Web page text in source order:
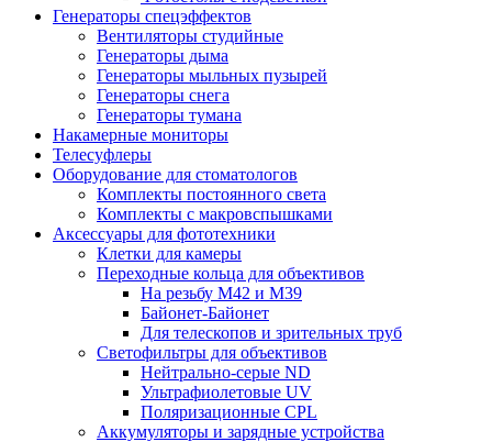
Генераторы спецэффектов
Вентиляторы студийные
Генераторы дыма
Генераторы мыльных пузырей
Генераторы снега
Генераторы тумана
Накамерные мониторы
Телесуфлеры
Оборудование для стоматологов
Комплекты постоянного света
Комплекты с макровспышками
Аксессуары для фототехники
Клетки для камеры
Переходные кольца для объективов
На резьбу М42 и М39
Байонет-Байонет
Для телескопов и зрительных труб
Светофильтры для объективов
Нейтрально-серые ND
Ультрафиолетовые UV
Поляризационные CPL
Аккумуляторы и зарядные устройства